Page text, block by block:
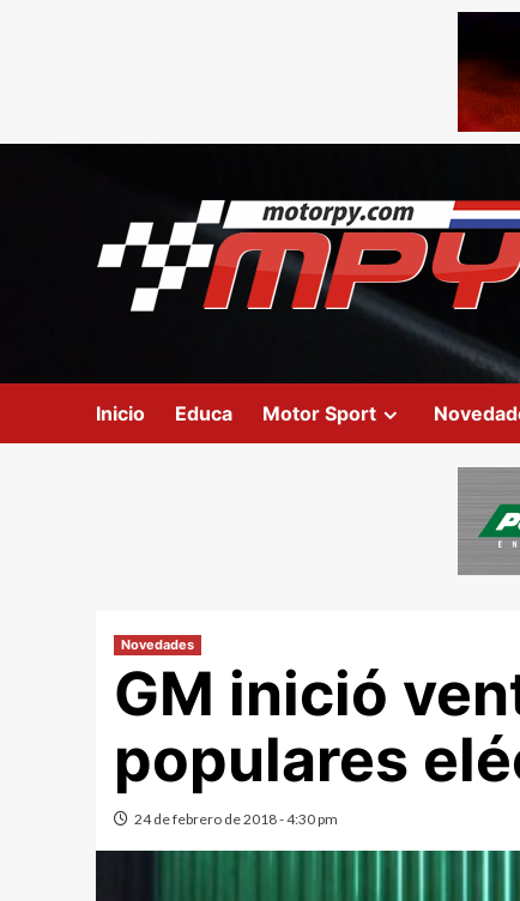
Inicio Educa Motor Sport
Novedades
GM inició
populares
24 de febrero de 2018 - 4:30 pm